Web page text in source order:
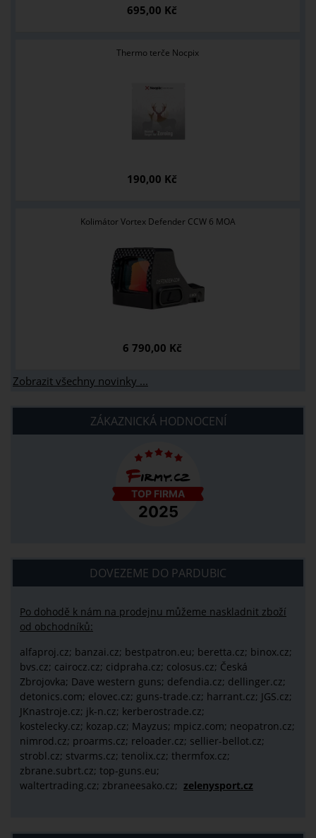
695,00 Kč
Thermo terče Nocpix
190,00 Kč
Kolimátor Vortex Defender CCW 6 MOA
6 790,00 Kč
Zobrazit všechny novinky ...
ZÁKAZNICKÁ HODNOCENÍ
DOVEZEME DO PARDUBIC
Po dohodě k nám na prodejnu můžeme naskladnit zboží
od obchodníků:
alfaproj.cz; banzai.cz; bestpatron.eu; beretta.cz; binox.cz;
bvs.cz; cairocz.cz; cidpraha.cz; colosus.cz; Česká
Zbrojovka; Dave western guns; defendia.cz; dellinger.cz;
detonics.com; elovec.cz; guns-trade.cz; harrant.cz; JGS.cz;
JKnastroje.cz; jk-n.cz; kerberostrade.cz;
kostelecky.cz; kozap.cz; Mayzus; mpicz.com; neopatron.cz;
nimrod.cz; proarms.cz; reloader.cz; sellier-bellot.cz;
strobl.cz; stvarms.cz; tenolix.cz; thermfox.cz;
zbrane.subrt.cz; top-guns.eu;
waltertrading.cz; zbraneesako.cz; zelenysport.cz